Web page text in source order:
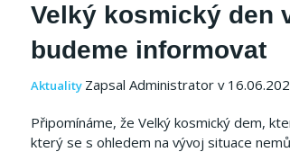
Velký kosmický den
budeme informovat
Aktuality Zapsal Administrator v
Připomínáme, že Velký kosmický dem,
který se s ohledem na vývoj situace